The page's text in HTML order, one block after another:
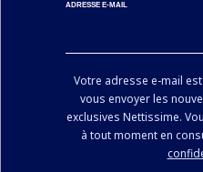
ADRESSE E-MAIL
Votre adresse e-mail
vous envoyer les
exclusives Nettissime.
à tout moment en